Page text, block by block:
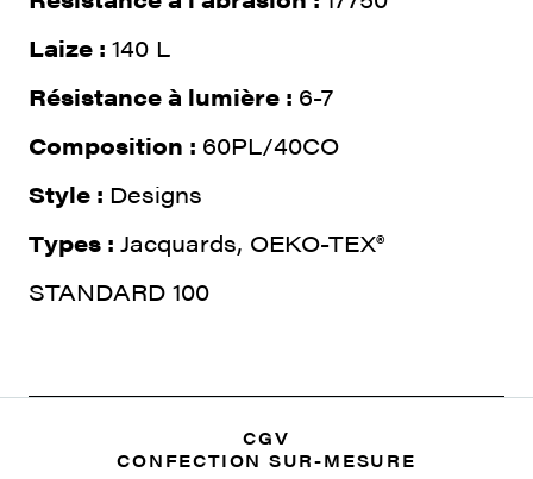
Laize : 140 L
Résistance à lumière : 6-7
Composition : 60PL/40CO
Style : Designs
Types : Jacquards, OEKO-TEX®
STANDARD 100
CGV
CONFECTION SUR-MESURE